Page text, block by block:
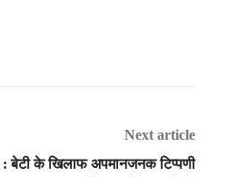
Next article
बेटी के खिलाफ अपमानजनक टिप्पणी